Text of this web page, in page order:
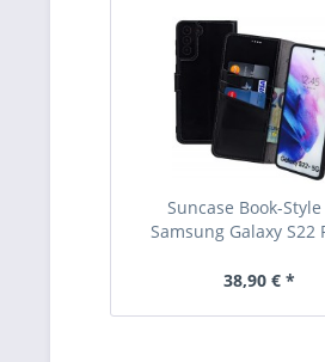
Suncase Book-
Samsung Galaxy S22
38,90 € *